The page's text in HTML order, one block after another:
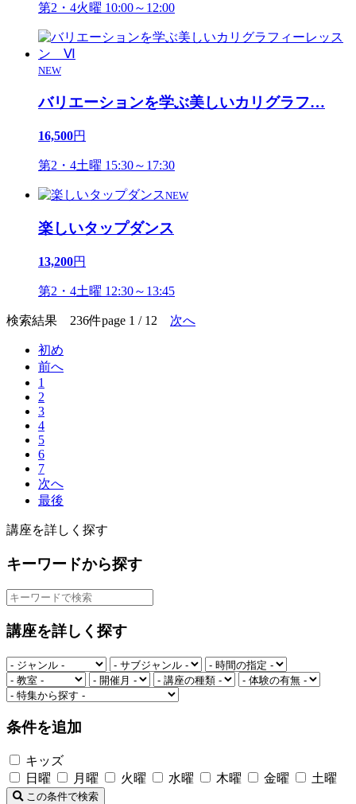
第2・4火曜 10:00～12:00
NEW
バリエーションを学ぶ美しいカリグラフ…
16,500円
第2・4土曜 15:30～17:30
NEW
楽しいタップダンス
13,200円
第2・4土曜 12:30～13:45
検索結果 236件page 1 / 12 次へ
初め
前へ
1
2
3
4
5
6
7
次へ
最後
講座を詳しく探す
キーワードから探す
講座を詳しく探す
条件を追加
キッズ
日曜
月曜 火曜 水曜 木曜 金曜 土曜
この条件で検索